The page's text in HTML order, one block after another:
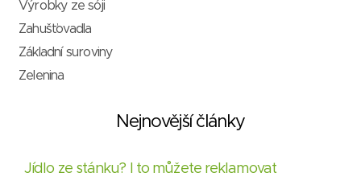
Výrobky ze sóji
Zahušťovadla
Základní suroviny
Zelenina
Nejnovější články
Jídlo ze stánku? I to můžete reklamovat